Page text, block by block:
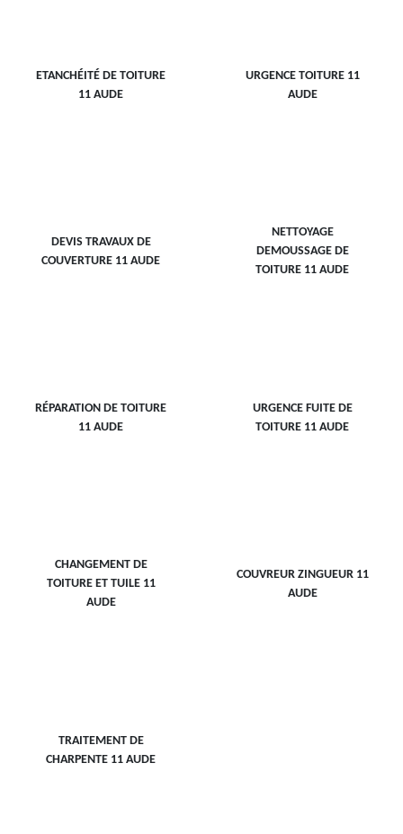
ETANCHÉITÉ DE TOITURE
11 AUDE
URGENCE TOITURE 11
AUDE
DEVIS TRAVAUX DE
COUVERTURE 11 AUDE
NETTOYAGE
DEMOUSSAGE DE
TOITURE 11 AUDE
RÉPARATION DE TOITURE
11 AUDE
URGENCE FUITE DE
TOITURE 11 AUDE
CHANGEMENT DE
TOITURE ET TUILE 11
AUDE
COUVREUR ZINGUEUR 11
AUDE
TRAITEMENT DE
CHARPENTE 11 AUDE